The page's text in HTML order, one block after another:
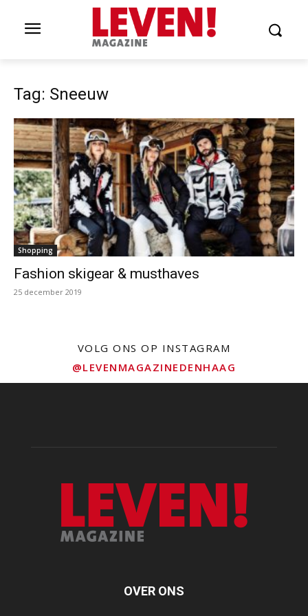
Tag: Sneeuw
Shopping
Fashion skigear & musthaves
25 december 2019
VOLG ONS OP INSTAGRAM
@LEVENMAGAZINEDENHAAG
OVER ONS